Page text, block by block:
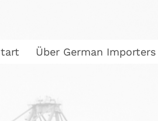
Über German Importers